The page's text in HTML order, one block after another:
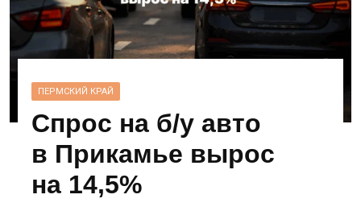
ПЕРМСКИЙ КРАЙ
Спрос на б/у авто
в Прикамье вырос
на 14,5%